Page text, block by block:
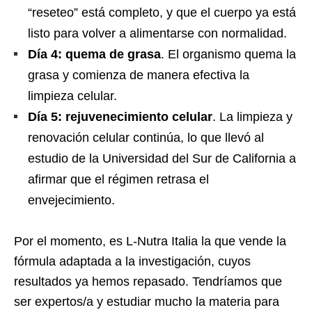
“reseteo” está completo, y que el cuerpo ya está
listo para volver a alimentarse con normalidad.
Día 4: quema de grasa. El organismo quema la
grasa y comienza de manera efectiva la
limpieza celular.
Día 5: rejuvenecimiento celular. La limpieza y
renovación celular continúa, lo que llevó al
estudio de la Universidad del Sur de California a
afirmar que el régimen retrasa el
envejecimiento.
Por el momento, es L-Nutra Italia la que vende la
fórmula adaptada a la investigación, cuyos
resultados ya hemos repasado. Tendríamos que
ser expertos/a y estudiar mucho la materia para